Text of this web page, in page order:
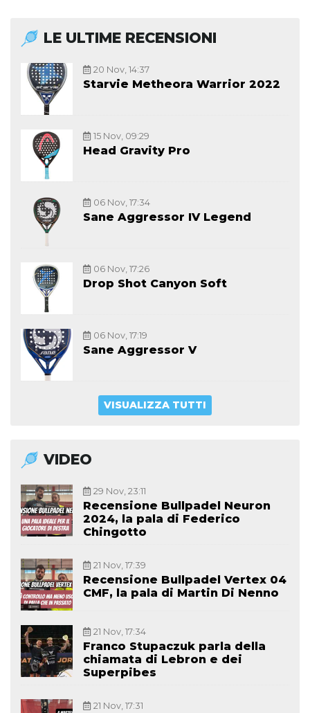
LE ULTIME RECENSIONI
20 Nov, 14:37
Starvie Metheora Warrior 2022
15 Nov, 09:29
Head Gravity Pro
06 Nov, 17:34
Sane Aggressor IV Legend
06 Nov, 17:26
Drop Shot Canyon Soft
06 Nov, 17:19
Sane Aggressor V
VISUALIZZA TUTTI
VIDEO
29 Nov, 23:11
Recensione Bullpadel Neuron
2024, la pala di Federico
Chingotto
21 Nov, 17:39
Recensione Bullpadel Vertex 04
CMF, la pala di Martin Di Nenno
21 Nov, 17:34
Franco Stupaczuk parla della
chiamata di Lebron e dei
Superpibes
21 Nov, 17:31